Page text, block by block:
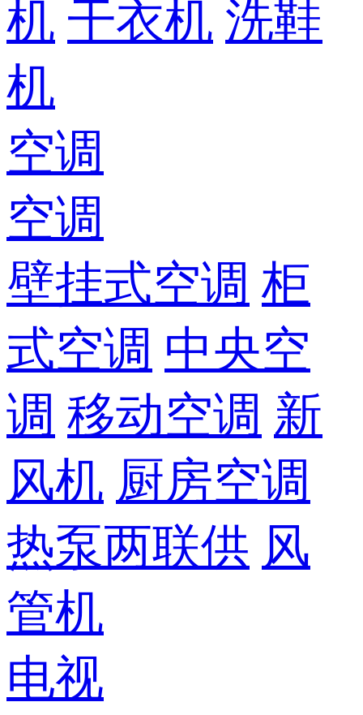
机 干衣机 洗鞋
机
空调
空调
壁挂式空调 柜
式空调 中央空
调 移动空调 新
风机 厨房空调
热泵两联供 风
管机
电视